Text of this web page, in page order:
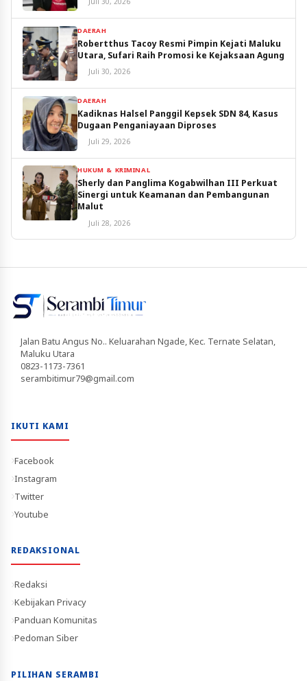
DAERAH
Robertthus Tacoy Resmi Pimpin Kejati Maluku
Utara, Sufari Raih Promosi ke Kejaksaan Agung
Juli 30, 2026
DAERAH
Kadiknas Halsel Panggil Kepsek SDN 84, Kasus
Dugaan Penganiayaan Diproses
Juli 29, 2026
HUKUM & KRIMINAL
Sherly dan Panglima Kogabwilhan III Perkuat
Sinergi untuk Keamanan dan Pembangunan
Malut
Juli 28, 2026
Jalan Batu Angus No.. Keluarahan Ngade, Kec. Ternate Selatan,
Maluku Utara
0823-1173-7361
serambitimur79@gmail.com
IKUTI KAMI
Facebook
Instagram
Twitter
Youtube
REDAKSIONAL
Redaksi
Kebijakan Privacy
Panduan Komunitas
Pedoman Siber
PILIHAN SERAMBI